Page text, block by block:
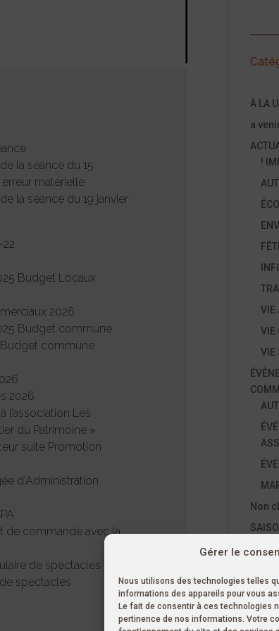
Gérer le
Nous utilisons des technologies telles
informations des appareils pour vous
Le fait de consentir à ces technologies
pertinence de nos informations. Votre
la séance du 15
matérielle
la séance du 19 janvier
Budget Locaux
2026
Budget commune
commune
2026
l’association Les
du Patrimoine »
suite Promotion
d’Administration
de commande avec la
de spectacles
spectacles
À LA
a
!
VIE
VIE
VIE
Non